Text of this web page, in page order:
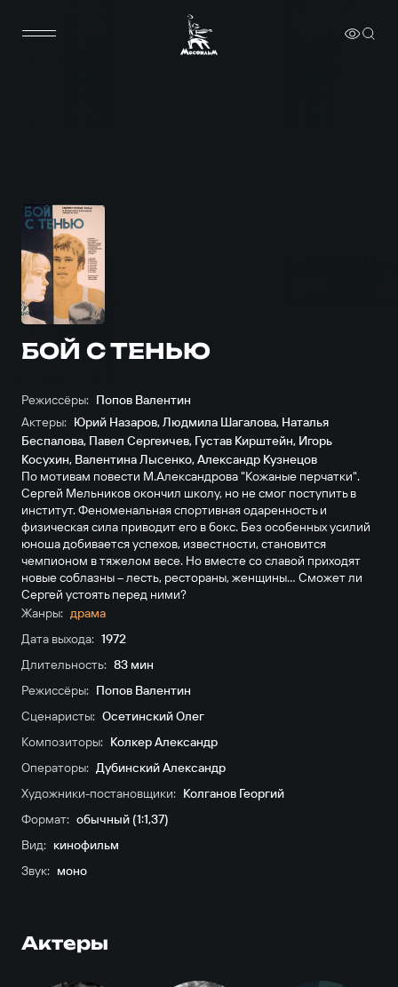
БОЙ С ТЕНЬЮ
Режиссёры: Попов Валентин
Актеры: Юрий Назаров,Людмила Шагалова, Наталья
Беспалова, Павел Сергеичев, Густав Кирштейн, Игорь
Косухин, Валентина Лысенко,Александр Кузнецов
По мотивам повести М.Александрова "Кожаные перчатки".
Сергей Мельников окончил школу, но не смог поступить в
институт. Феноменальная спортивная одаренность и
физическая сила приводит его в бокс. Без особенных усилий
юноша добивается успехов, известности, становится
чемпионом в тяжелом весе. Но вместе со славой приходят
новые соблазны – лесть, рестораны, женщины… Сможет ли
Сергей устоять перед ними?
Жанры: драма
Дата выхода: 1972
Длительность: 83 мин
Режиссёры: Попов Валентин
Сценаристы: Осетинский Олег
Композиторы: Колкер Александр
Операторы: Дубинский Александр
Художники-постановщики: Колганов Георгий
Формат: обычный (1:1,37)
Вид: кинофильм
Звук: моно
Актеры